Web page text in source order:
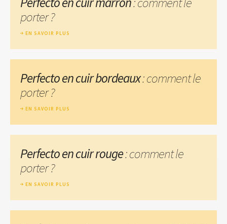
porter ?
EN SAVOIR PLUS
Perfecto en cuir bordeaux: comment le
porter ?
EN SAVOIR PLUS
Perfecto en cuir rouge: comment le
porter ?
EN SAVOIR PLUS